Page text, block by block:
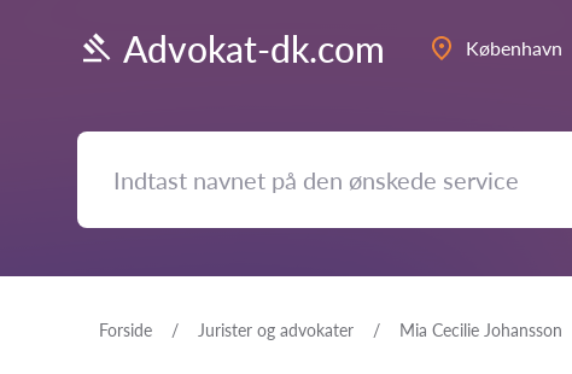
Advokat-dk.com København
Forside Jurister og advokater Mia Cecilie Johansson